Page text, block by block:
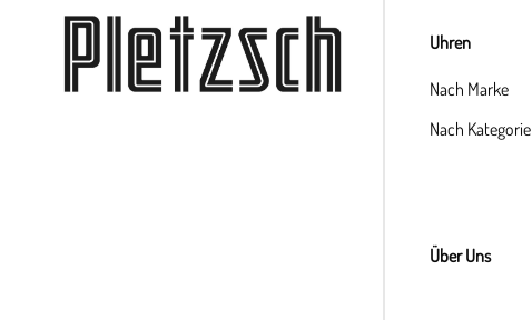
Uhren
Nach Marke
Nach Kategorie
Über Uns